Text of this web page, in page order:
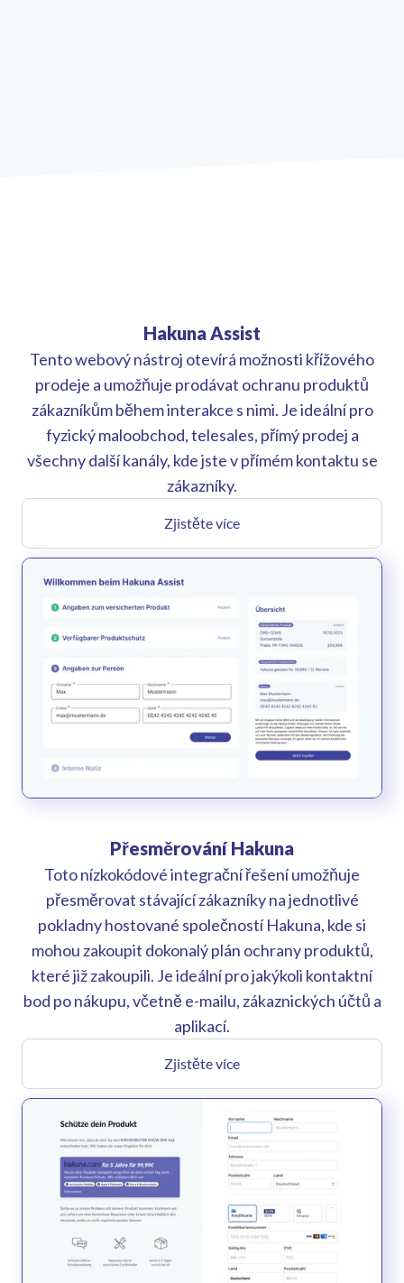
Hakuna Assist
Tento webový nástroj otevírá možnosti křížového
prodeje a umožňuje prodávat ochranu produktů
zákazníkům během interakce s nimi. Je ideální pro
fyzický maloobchod, telesales, přímý prodej a
všechny další kanály, kde jste v přímém kontaktu se
zákazníky.
Zjistěte více
Přesměrování Hakuna
Toto nízkokódové integrační řešení umožňuje
přesměrovat stávající zákazníky na jednotlivé
pokladny hostované společností Hakuna, kde si
mohou zakoupit dokonalý plán ochrany produktů,
které již zakoupili. Je ideální pro jakýkoli kontaktní
bod po nákupu, včetně e-mailu, zákaznických účtů a
aplikací.
Zjistěte více